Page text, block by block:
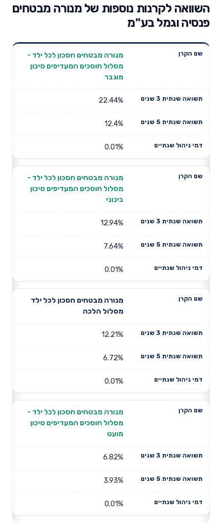
השוואה לקרנות נוספות של מנורה מבטחים
פנסיה וגמל בע"מ
שנתית 3
תשואה
שנתית 5
דמי ניהול
שנתיים
מנורה מבטחים חסכון לכל ילד -
מסלול חוסכים המעדיפים סיכון
מוגבר
22.44%
12.4%
0.01%
מנורה מבטחים חסכון לכל ילד -
מסלול חוסכים המעדיפים סיכון
בינוני
12.94%
7.64%
0.01%
מנורה מבטחים חסכון לכל ילד
מסלול הלכה
12.21%
6.72%
0.01%
מנורה מבטחים חסכון לכל ילד -
מסלול חוסכים המעדיפים סיכון
מועט
6.82%
3.93%
0.01%